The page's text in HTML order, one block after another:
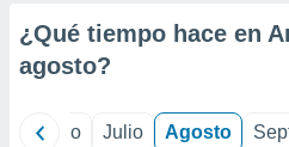
de
1199
¿Qué tiempo hace en
agosto?
Junio Julio Agosto